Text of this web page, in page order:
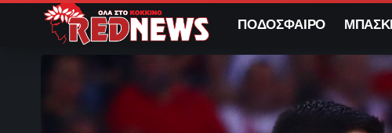
ΠΟΔΟΣΦΑΙΡΟ